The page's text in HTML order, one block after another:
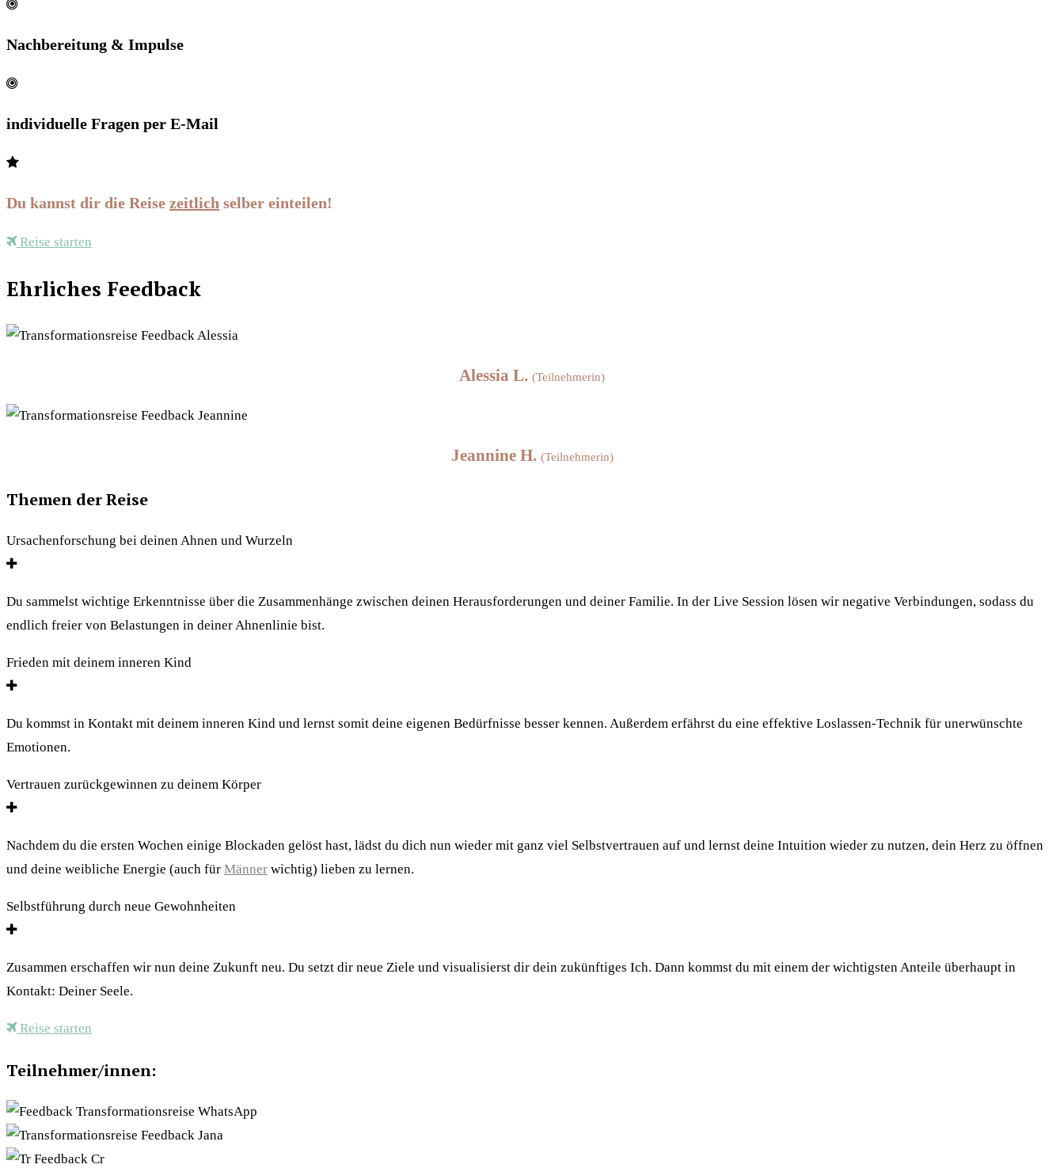
Nachbereitung & Impulse
individuelle Fragen per E-Mail
Du kannst dir die Reise zeitlich selber einteilen!
Reise starten
Ehrliches Feedback
Alessia L. (Teilnehmerin)
Jeannine H. (Teilnehmerin)
Themen der Reise
Ursachenforschung bei deinen Ahnen und Wurzeln
Du sammelst wichtige Erkenntnisse über die Zusammenhänge zwischen deinen Herausforderungen und deiner Familie. In der Live Session lösen wir negative Verbindungen, sodass du
endlich freier von Belastungen in deiner Ahnenlinie bist.
Frieden mit deinem inneren Kind
Du kommst in Kontakt mit deinem inneren Kind und lernst somit deine eigenen Bedürfnisse besser kennen. Außerdem erfährst du eine effektive Loslassen-Technik für unerwünschte
Emotionen.
Vertrauen zurückgewinnen zu deinem Körper
Nachdem du die ersten Wochen einige Blockaden gelöst hast, lädst du dich nun wieder mit ganz viel Selbstvertrauen auf und lernst deine Intuition wieder zu nutzen, dein Herz zu öffnen
und deine weibliche Energie (auch für Männer wichtig) lieben zu lernen.
Selbstführung durch neue Gewohnheiten
Zusammen erschaffen wir nun deine Zukunft neu. Du setzt dir neue Ziele und visualisierst dir dein zukünftiges Ich. Dann kommst du mit einem der wichtigsten Anteile überhaupt in
Kontakt: Deiner Seele.
Reise starten
Teilnehmer/innen: